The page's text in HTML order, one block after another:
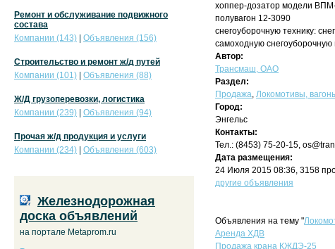
хоппер-дозатор модели
полувагон 12-3090
снегоуборочную технику:
самоходную
Автор:
Трансмаш, ОАО
Раздел:
Продажа, Локомотивы,
Город:
Энгельс
Контакты:
Тел.: (8453) 75-20-15,
Дата размещения:
24 Июля 2015 08:36, 3158
другие объявления
Объявления на тему "
Аренда ХДВ
Продажа крана КЖДЭ-25
Ремонт и обслуживание подвижного
состава
Компании (143)
Объявления (156)
Строительство и ремонт ж/д путей
Компании (101)
Объявления (88)
Ж/Д грузоперевозки, логистика
Компании (239)
Объявления (94)
Прочая ж/д продукция и услуги
Компании (234)
Объявления (603)
Железнодорожная
доска объявлений
на портале Metaprom.ru